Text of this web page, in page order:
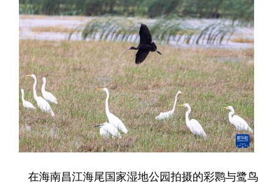
在海南昌江海尾国家湿地公园拍摄的彩鹮与鹭鸟